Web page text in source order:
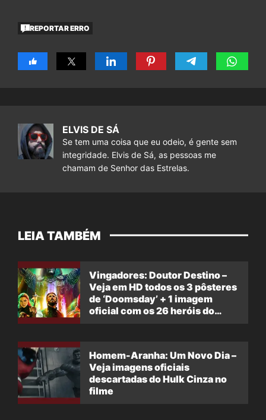
REPORTAR ERRO
ELVIS DE SÁ
Se tem uma coisa que eu odeio, é gente sem
integridade. Elvis de Sá, as pessoas me
chamam de Senhor das Estrelas.
LEIA TAMBÉM
Vingadores: Doutor Destino –
Veja em HD todos os 3 pôsteres
de ‘Doomsday’ + 1 imagem
oficial com os 26 heróis do
Homem-Aranha: Um Novo Dia –
Veja imagens oficiais
descartadas do Hulk Cinza no
filme